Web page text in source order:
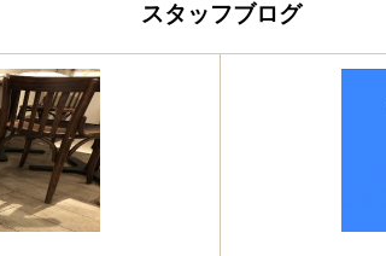
スタッフブログ